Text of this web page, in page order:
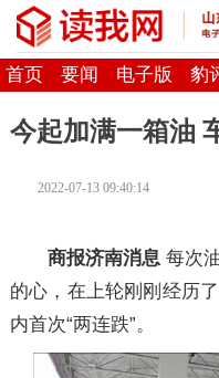
首页 要闻 电子版 豹
今起加满一箱油
2022-07-13 09:40:14
商报济南消息每次
的心，在上轮刚刚经历
内首次“两连跌”。